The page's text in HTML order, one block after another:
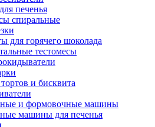
печенья
спиральные
для горячего шоколада
тестомесы
и бисквита
и формовочные машины
машины для печенья